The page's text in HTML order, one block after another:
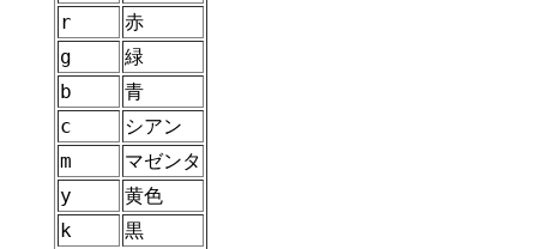
r
赤
g 緑
b 青
c シアン
m マゼンタ
y 黄色
k 黒